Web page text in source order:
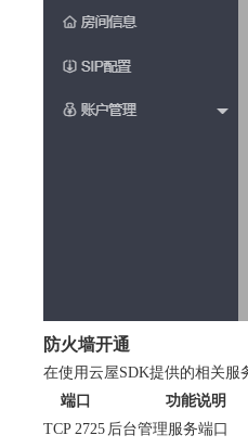
防火墙开通
在使用云屋SDK提供的相关
端口
功能说明
TCP 2725 后台管理服务端口